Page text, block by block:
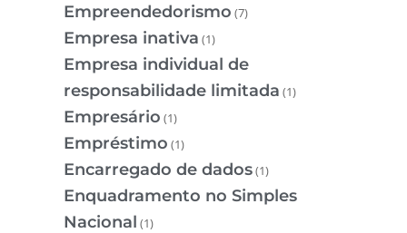
Empreendedorismo (7)
Empresa inativa (1)
Empresa individual de
responsabilidade limitada (1)
Empresário (1)
Empréstimo (1)
Encarregado de dados(1)
Enquadramento no Simples
Nacional (1)